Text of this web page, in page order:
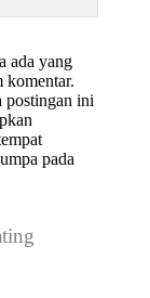
ada yang
komentar.
postingan ini
pada